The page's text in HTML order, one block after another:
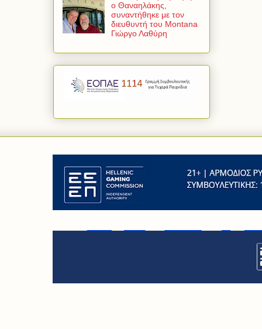
ο Θαναηλάκης,
συναντήθηκε με τον
διευθυντή του Montana
Γιώργο Λαθύρη